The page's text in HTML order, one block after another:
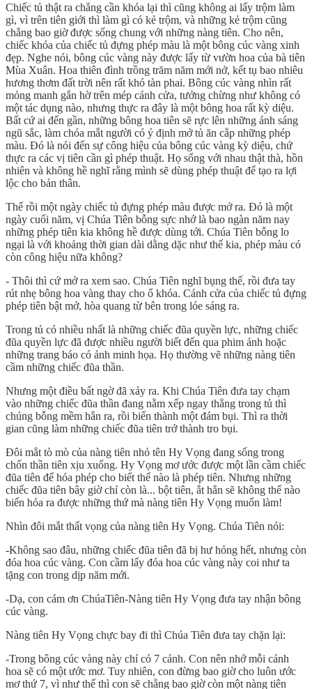
Chiếc tủ thật ra chẳng cần khóa lại thì cũng không ai lấy trộm làm
gì, vì trên tiên giới thì làm gì có kẻ trộm, và những kẻ trộm cũng
chẳng bao giờ được sống chung với những nàng tiên. Cho nên,
chiếc khóa của chiếc tủ đựng phép màu là một bông cúc vàng xinh
đẹp. Nghe nói, bông cúc vàng này được lấy từ vườn hoa của bà tiên
Mùa Xuân. Hoa thiên đình trồng trăm năm mới nở, kết tụ bao nhiêu
hương thơm đất trời nên rất khó tàn phai. Bông cúc vàng nhìn rất
mỏng manh gắn hờ trên mép cánh cửa, tưởng chừng như không có
một tác dụng nào, nhưng thực ra đây là một bông hoa rất kỳ diệu.
Bất cứ ai đến gần, những bông hoa tiên sẽ rực lên những ánh sáng
ngũ sắc, làm chóa mắt người có ý định mở tủ ăn cắp những phép
màu. Đó là nói đến sự công hiệu của bông cúc vàng kỳ diệu, chứ
thực ra các vị tiên cần gì phép thuật. Họ sống với nhau thật thà, hồn
nhiên và không hề nghĩ rằng mình sẽ dùng phép thuật để tạo ra lợi
lộc cho bản thân.
Thế rồi một ngày chiếc tủ đựng phép màu được mở ra. Đó là một
ngày cuối năm, vị Chúa Tiên bỗng sực nhớ là bao ngàn năm nay
những phép tiên kia không hề được dùng tới. Chúa Tiên bỗng lo
ngại là với khoảng thời gian dài dằng dặc như thế kia, phép màu có
còn công hiệu nữa không?
- Thôi thì cứ mở ra xem sao. Chúa Tiên nghĩ bụng thế, rồi đưa tay
rút nhẹ bông hoa vàng thay cho ổ khóa. Cánh cửa của chiếc tủ đựng
phép tiên bật mở, hòa quang từ bên trong lóe sáng ra.
Trong tủ có nhiều nhất là những chiếc đũa quyền lực, những chiếc
đũa quyền lực đã được nhiều người biết đến qua phim ảnh hoặc
những trang báo có ảnh minh họa. Họ thường vẽ những nàng tiên
cầm những chiếc đũa thần.
Nhưng một điều bất ngờ đã xảy ra. Khi Chúa Tiên đưa tay chạm
vào những chiếc đũa thần đang nằm xếp ngay thẳng trong tủ thì
chúng bỗng mềm hẳn ra, rồi biến thành một đám bụi. Thì ra thời
gian cũng làm những chiếc đũa tiên trở thành tro bụi.
Đôi mắt tò mò của nàng tiên nhỏ tên Hy Vọng đang sống trong
chốn thần tiên xịu xuống. Hy Vọng mơ ước được một lần cầm chiếc
đũa tiên để hóa phép cho biết thế nào là phép tiên. Nhưng những
chiếc đũa tiên bây giờ chỉ còn là... bột tiên, ắt hẳn sẽ không thể nào
biến hóa ra được những thứ mà nàng tiên Hy Vọng muốn làm!
Nhìn đôi mắt thất vọng của nàng tiên Hy Vọng. Chúa Tiên nói:
-Không sao đâu, những chiếc đũa tiên đã bị hư hỏng hết, nhưng còn
đóa hoa cúc vàng. Con cầm lấy đóa hoa cúc vàng này coi như ta
tặng con trong dịp năm mới.
-Dạ, con cám ơn ChúaTiên-Nàng tiên Hy Vọng đưa tay nhận bông
cúc vàng.
Nàng tiên Hy Vọng chực bay đi thì Chúa Tiên đưa tay chặn lại:
-Trong bông cúc vàng này chỉ có 7 cánh. Con nên nhớ mỗi cánh
hoa sẽ có một ước mơ. Tuy nhiên, con đừng bao giờ cho luôn ước
mơ thứ 7, vì như thế thì con sẽ chẵng bao giờ còn một nàng tiên